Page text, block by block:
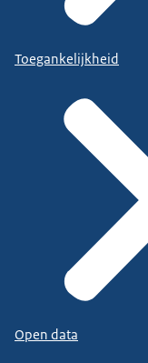
Toegankelijkheid
Open data